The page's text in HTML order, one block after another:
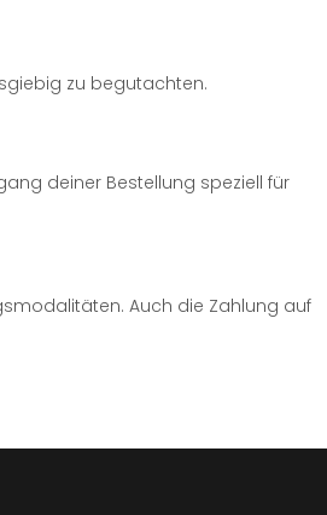
zu begutachten.
deiner Bestellung speziell für
Auch die Zahlung auf